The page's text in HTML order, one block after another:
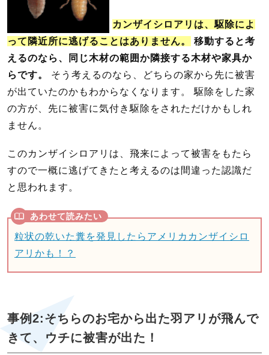
カンザイシロアリは、駆除によ
って隣近所に逃げることはありません。
移動すると考
えるのなら、同じ木材の範囲か隣接する木材や家具か
らです。
そう考えるのなら、どちらの家から先に被害
が出ていたのかもわからなくなります。 駆除をした家
の方が、先に被害に気付き駆除をされただけかもしれ
ません。
このカンザイシロアリは、飛来によって被害をもたら
すので一概に逃げてきたと考えるのは間違った認識だ
と思われます。
粒状の乾いた糞を発見したらアメリカカンザイシロ
アリかも！？
事例2:そちらのお宅から出た羽アリが飛んで
きて、ウチに被害が出た！